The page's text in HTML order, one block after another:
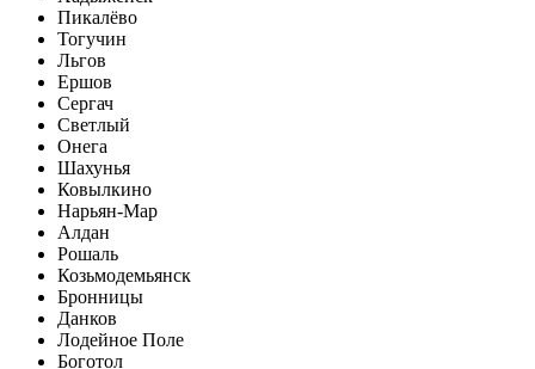
Пикалёво
Тогучин
Льгов
Ершов
Сергач
Светлый
Онега
Шахунья
Ковылкино
Нарьян-Мар
Алдан
Рошаль
Козьмодемьянск
Бронницы
Данков
Лодейное Поле
Боготол